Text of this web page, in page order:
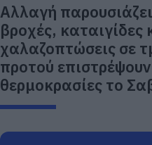
Αλλαγή
βροχές, καταιγίδες
χαλαζοπτώσεις σε
προτού
θερμοκρασίες το